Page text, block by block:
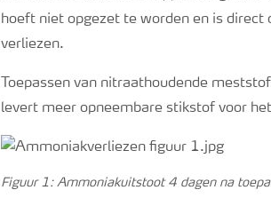
hoeft niet opgezet te worden en is
verliezen.
Toepassen van nitraathoudende
levert meer opneembare stikstof voor
Figuur 1: Ammoniakuitstoot 4 dagen na